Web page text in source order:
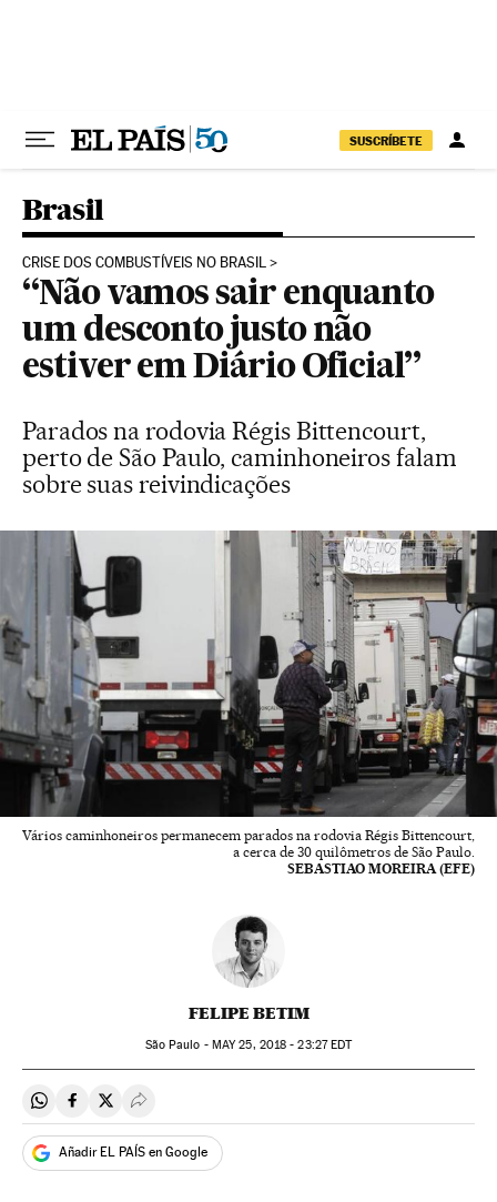
SUSCRÍBETE
Brasil
CRISE DOS COMBUSTÍVEIS NO BRASIL
“Não vamos sair enquanto
um desconto justo não
estiver em Diário Oficial”
Parados na rodovia Régis Bittencourt,
perto de São Paulo, caminhoneiros falam
sobre suas reivindicações
Vários caminhoneiros permanecem parados na rodovia Régis Bittencourt,
a cerca de 30 quilômetros de São Paulo.
SEBASTIAO MOREIRA (EFE)
FELIPE BETIM
São Paulo - MAY25, 2018 - 23:27EDT
Compartir en Whatsapp
Compartir en Facebook
Compartir en Twitter
Desplegar Redes Sociales
Añadir EL PAÍS en Google